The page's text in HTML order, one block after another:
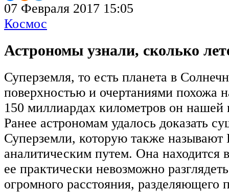
07 Февраля 2017 15:05
Космос
Астрономы узнали, сколько
Суперземля, то есть планета в
поверхностью и очертаниями похожа
150 миллиардах километров он нашей
Ранее астрономам удалось доказать
Суперземли, которую также называют
аналитическим путем. Она находится
ее практически невозможно
огромного расстояния, разделяющего